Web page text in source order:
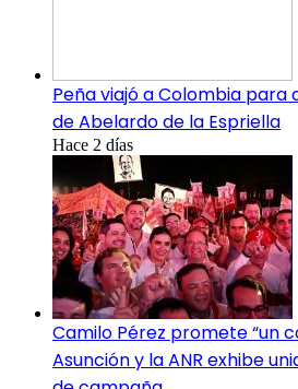
Peña viajó a Colombia para
de Abelardo de la Espriella
Hace 2 días
Camilo Pérez promete “un
Asunción y la ANR exhibe